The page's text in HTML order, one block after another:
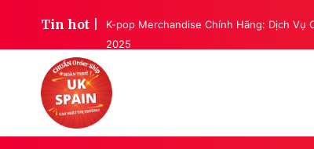
content
Tin hot |
K-pop Merchandise Chính Hãng: Dịch Vụ
2025